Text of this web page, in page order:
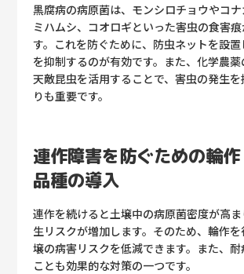
黒腐病の病原菌は、モンシロチョウやコ
ミハムシ、コオロギといった害虫の食害
す。これを防ぐために、防虫ネットを設
を抑制するのが有効です。また、化学農薬
天敵昆虫を活用することで、害虫の発生を
りも重要です。
連作障害を防ぐための輪
品種の導入
連作を続けると土壌中の病原菌密度が高
生リスクが増加します。そのため、輪作
壌の病害リスクを低減できます。また、
ことも効果的な対策の一つです。